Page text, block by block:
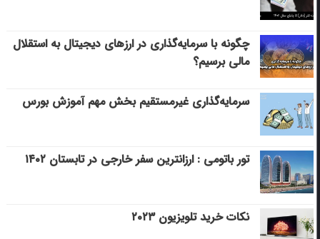
چگونه با سرمایه‌گذاری در ارزهای دیجیتال به استقلال
مالی برسیم؟
سرمایه‌گذاری غیرمستقیم بخش مهم آموزش بورس
تور باتومی : ارزانترین سفر خارجی در تابستان ۱۴۰۲
نکات خرید تلویزیون ۲۰۲۳